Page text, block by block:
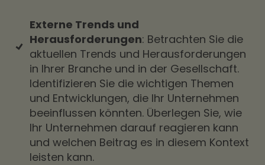
Externe Trends und
Herausforderungen: Betrachten Sie die
aktuellen Trends und Herausforderungen
in Ihrer Branche und in der Gesellschaft.
Identifizieren Sie die wichtigen Themen
und Entwicklungen, die Ihr Unternehmen
beeinflussen könnten. Überlegen Sie, wie
Ihr Unternehmen darauf reagieren kann
und welchen Beitrag es in diesem Kontext
leisten kann.